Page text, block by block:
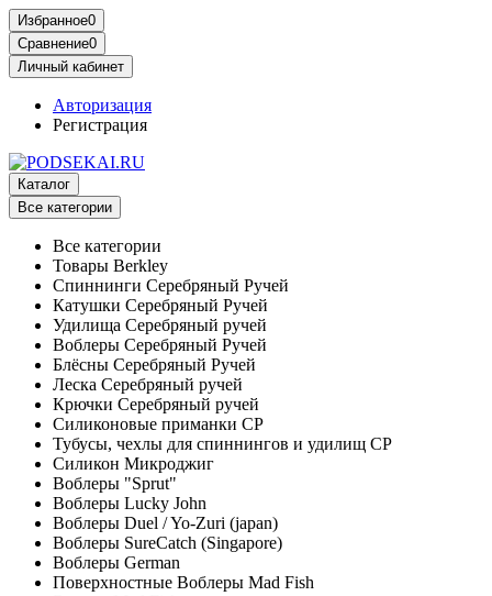
Избранное0
Сравнение0
Личный кабинет
Авторизация
Регистрация
Каталог
Все категории
Все категории
Товары Berkley
Спиннинги Серебряный Ручей
Катушки Серебряный Ручей
Удилища Серебряный ручей
Воблеры Серебряный Ручей
Блёсны Серебряный Ручей
Леска Серебряный ручей
Крючки Серебряный ручей
Силиконовые приманки СР
Тубусы, чехлы для спиннингов и удилищ СР
Силикон Микроджиг
Воблеры "Sprut"
Воблеры Lucky John
Воблеры Duel / Yo-Zuri (japan)
Воблеры SureCatch (Singapore)
Воблеры German
Поверхностные Воблеры Mad Fish